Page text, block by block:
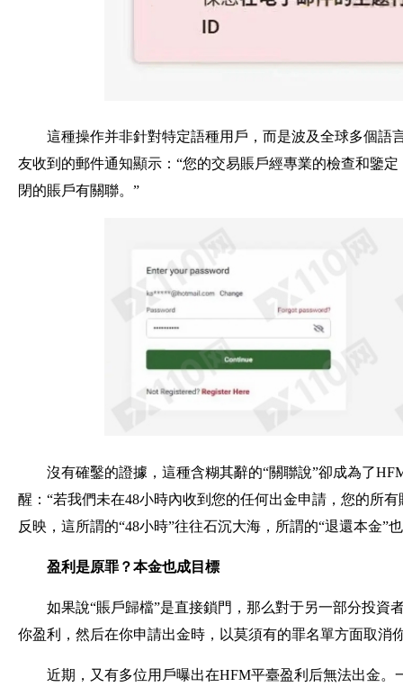
這種操作并非針對特定語種用戶，而是波及全球多個
友收到的郵件通知顯示：“您的交易賬戶經專業的檢查和鑒
閉的賬戶有關聯。”
沒有確鑿的證據，這種含糊其辭的“關聯說”卻成為了
醒：“若我們未在48小時內收到您的任何出金申請，您的所
反映，這所謂的“48小時”往往石沉大海，所謂的“退還本金”
盈利是原罪？本金也成目標
如果說“賬戶歸檔”是直接鎖門，那么對于另一部分投
你盈利，然后在你申請出金時，以莫須有的罪名單方面取消
近期，又有多位用戶曝出在HFM平臺盈利后無法出金